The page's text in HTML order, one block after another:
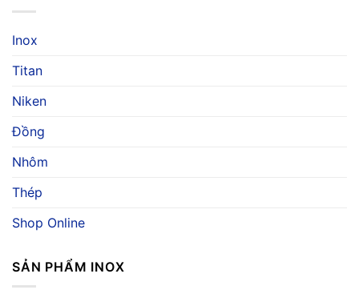
Inox
Titan
Niken
Đồng
Nhôm
Thép
Shop Online
SẢN PHẨM INOX